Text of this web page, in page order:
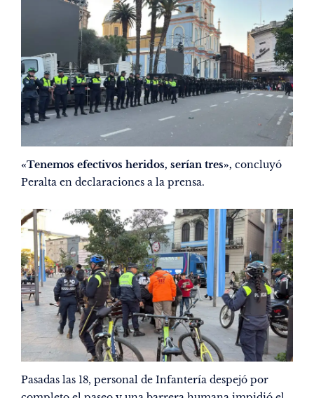
«Tenemos efectivos heridos, serían tres», concluyó
Peralta en declaraciones a la prensa.
Pasadas las 18, personal de Infantería despejó por